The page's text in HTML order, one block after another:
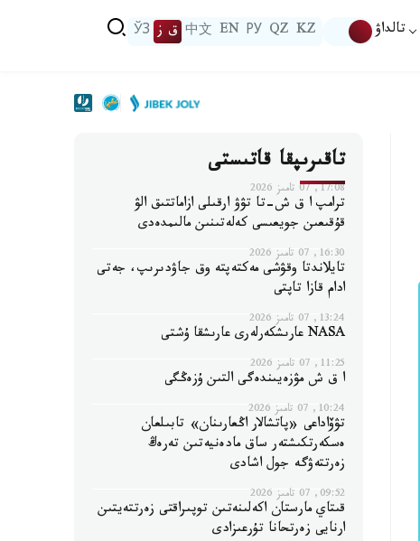
تالداۋ KZ
QZ
РУ
EN
中文 ق ز ЎЗ
تاقىرىپقا قاتىستى
17:08, 07 تامىز 2026
ترامپ ا ق ش-تا تۋۋ ارقىلى ازاماتتىق الۋ
قۇقىعىن جويعىسى كەلەتىنىن مالىمدەدى
16:30, 07 تامىز 2026
تايلاندتا وقۋشى مەكتەپتە وق جاۋدىرىپ، جەتى
ادام قازا تاپتى
13:24, 07 تامىز 2026
NASA عارىشكەرلەرى عارىشقا ۇشتى
11:25, 07 تامىز 2026
ا ق ش مۋزەيىندەگى التىن ۇزەڭگى
10:24, 07 تامىز 2026
تۋۆاداعى «پاتشالار اڭعارىنان» تابىلعان
ەسكەرتكىشتەر ساق مادەنيەتىن تەرەڭ
زەرتتەۋگە جول اشادى
09:52, 07 تامىز 2026
قىتاي مارستان اكەلىنەتىن توپىراقتى زەرتتەيتىن
ارنايى زەرتحانا تۇرعىزادى